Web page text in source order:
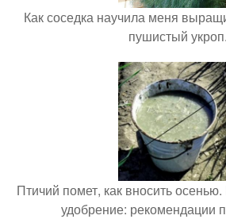
Как соседка научила меня
пушистый укроп.
Птичий помет, как вносить
удобрение: рекомендации